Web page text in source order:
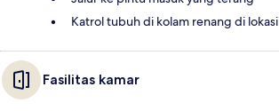
Katrol tubuh di kolam renang di lokasi
Fasilitas kamar